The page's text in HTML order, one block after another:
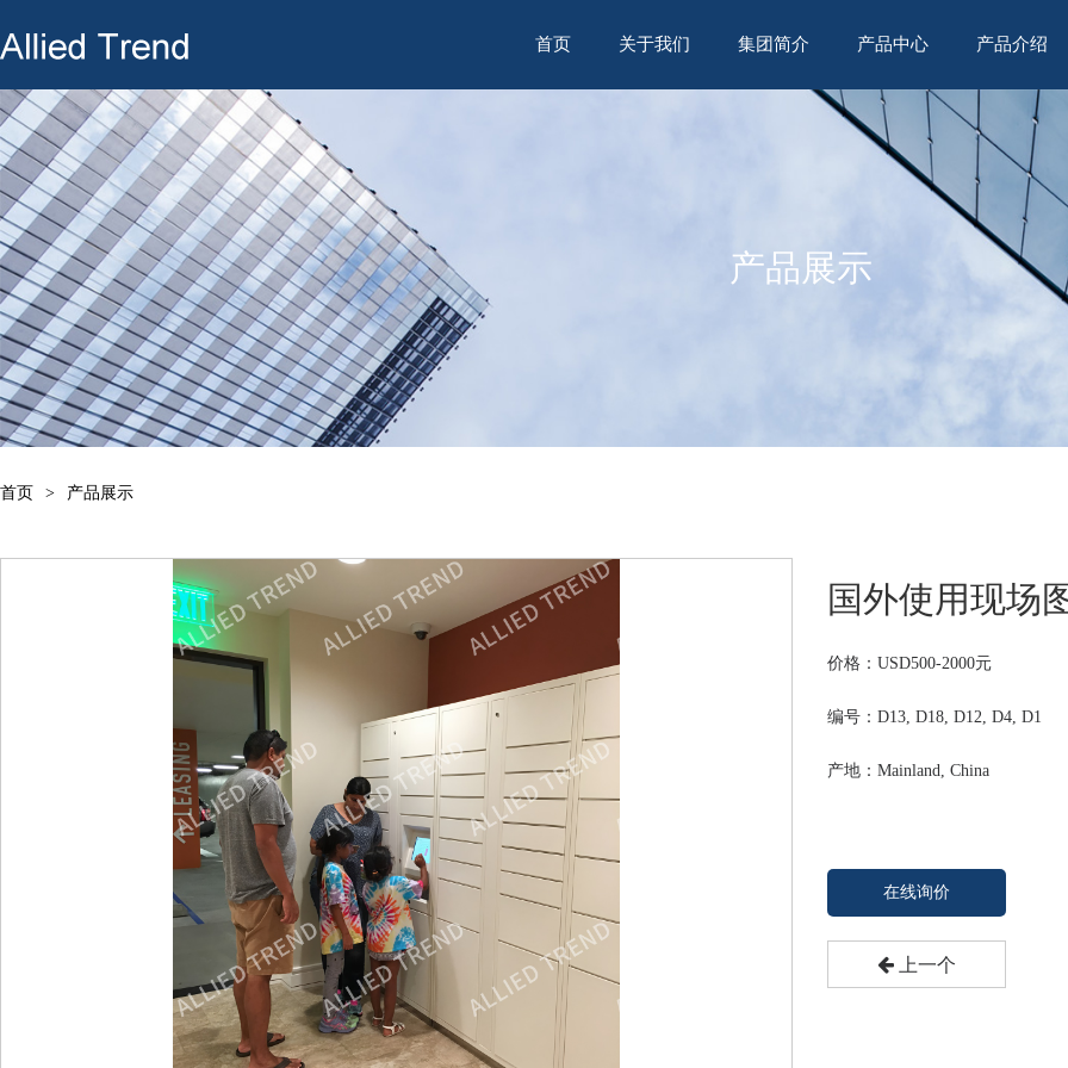
首页 关于我们 集团简介 产品中心 产品介绍
产品展示
首页 > 产品展示
国外使用现场
价格： USD500-2000元
编号：D13, D18, D12, D4, D1
产地：Mainland, China
在线询价
上一个